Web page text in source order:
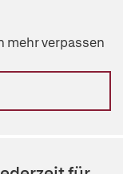
mehr verpassen